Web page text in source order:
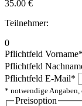
35.00 €
Teilnehmer:
0
Pflichtfeld Vorname*
Pflichtfeld
Pflichtfeld E-Mail*
* notwendige
Preisoption